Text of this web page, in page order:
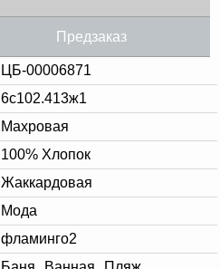
Предзаказ
ЦБ-00006871
6с102.413ж1
Махровая
100% Хлопок
Жаккардовая
Мода
фламинго2